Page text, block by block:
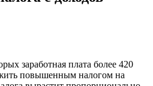
заработная плата более 420
повышенным налогом на